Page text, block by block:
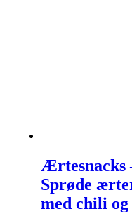
Ærtesnacks
Sprøde
med chili